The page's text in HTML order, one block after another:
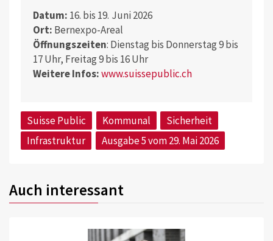
Datum: 16. bis 19. Juni 2026
Ort: Bernexpo-Areal
Öffnungszeiten: Dienstag bis Donnerstag 9 bis
17 Uhr, Freitag 9 bis 16 Uhr
Weitere Infos:www.suissepublic.ch
Suisse Public Kommunal
Sicherheit
Infrastruktur
Ausgabe 5 vom 29. Mai 2026
Auch interessant